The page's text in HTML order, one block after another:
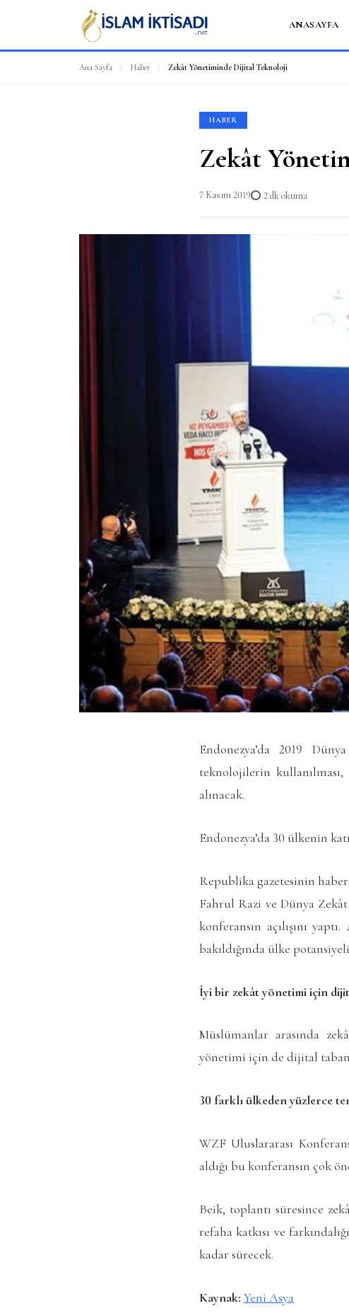
ANASAYFA
Ana Sayfa / Haber / Zekât Yönetiminde Dijital Teknoloji
HABER
Zekât
7 Kasım 2019 2 dk okuma
Endonezya’da 2019
teknolojilerin kullanılması,
alınacak.
Endonezya’da 30 ülkenin
Republika gazetesinin
Fahrul Razi ve Dünya
konferansın açılışını
bakıldığında ülke
İyi bir zekât yönetimi için
Müslümanlar arasında
yönetimi için de dijital
30 farklı ülkeden yüzlerce
WZF Uluslararası
aldığı bu konferansın çok
Beik, toplantı süresince
refaha katkısı ve
kadar sürecek.
Kaynak: Yeni Asya